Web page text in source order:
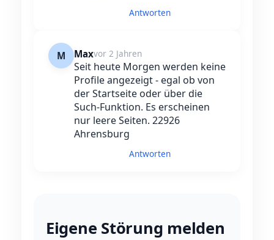
Antworten
M Maxvor 2 Jahren
Seit heute Morgen werden keine
Profile angezeigt - egal ob von
der Startseite oder über die
Such-Funktion. Es erscheinen
nur leere Seiten. 22926
Ahrensburg
Antworten
Eigene Störung melden